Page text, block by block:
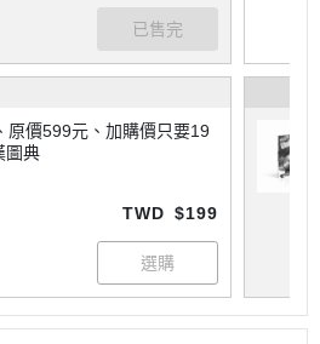
原價599元、加購價只要19
圖典
TWD $199